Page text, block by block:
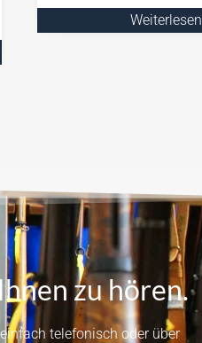
Weiterlesen
zu hören.
telefonisch oder über